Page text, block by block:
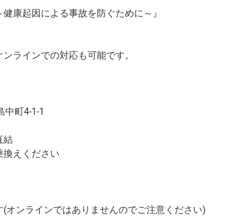
康起因による事故を防ぐために～』
ラインでの対応も可能です。
町4-1-1
結
換えください
ンラインではありませんのでご注意ください)